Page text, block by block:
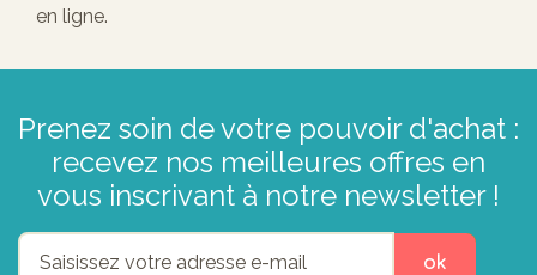
en ligne.
Prenez soin de votre pouvoir d'achat :
recevez nos meilleures offres en
vous inscrivant à notre newsletter !
ok